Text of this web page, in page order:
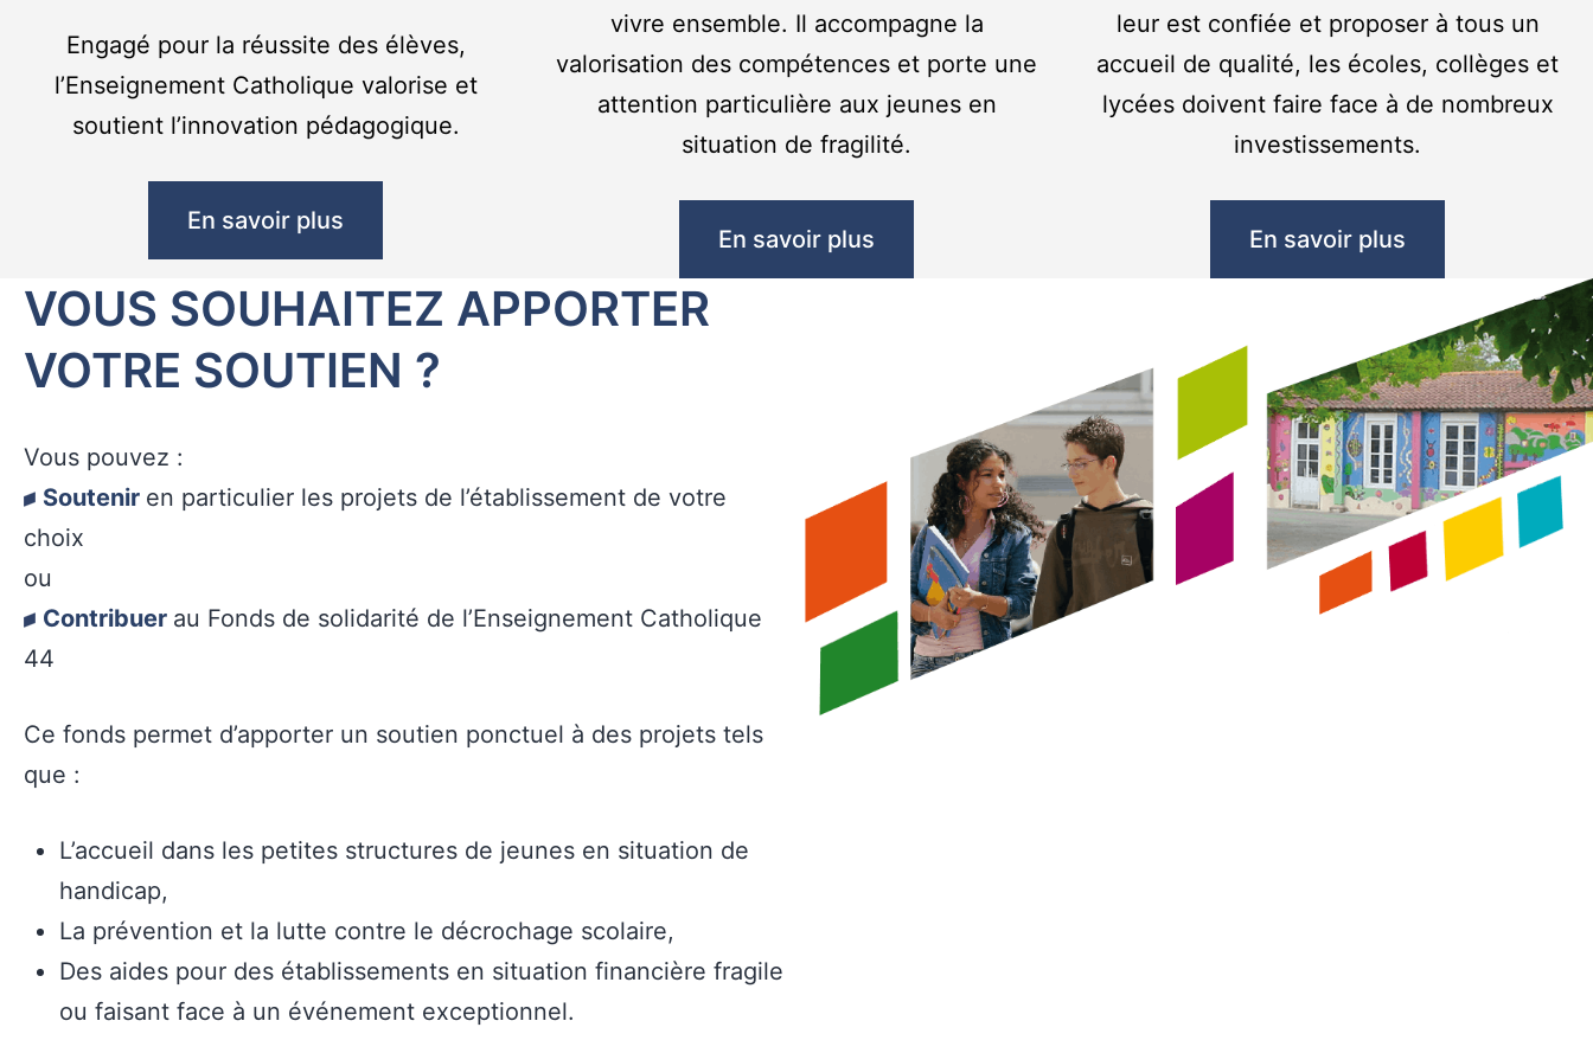
Engagé pour la réussite des élèves,
l’Enseignement Catholique valorise et
soutient l’innovation pédagogique.
En savoir plus
vivre ensemble. Il accompagne la
valorisation des compétences et porte une
attention particulière aux jeunes en
situation de fragilité.
En savoir plus
leur est confiée et proposer à tous un
accueil de qualité, les écoles, collèges et
lycées doivent faire face à de nombreux
investissements.
En savoir plus
VOUS SOUHAITEZ APPORTER
VOTRE SOUTIEN ?
Vous pouvez :
Soutenir en particulier les projets de l’établissement de votre
choix
ou
Contribuer au Fonds de solidarité de l’Enseignement Catholique
44
Ce fonds permet d’apporter un soutien ponctuel à des projets tels
que :
L’accueil dans les petites structures de jeunes en situation de
handicap,
La prévention et la lutte contre le décrochage scolaire,
Des aides pour des établissements en situation financière fragile
ou faisant face à un événement exceptionnel.